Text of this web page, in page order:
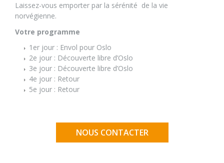
Laissez-vous emporter par la sérénité de la vie
norvégienne.
Votre programme
1er jour : Envol pour Oslo
2e jour : Découverte libre d’Oslo
3e jour : Découverte libre d’Oslo
4e jour : Retour
5e jour : Retour
NOUS CONTACTER